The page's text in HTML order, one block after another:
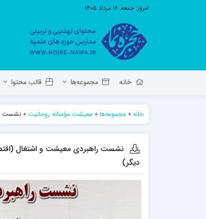
امروز: جمعه, ۱۶ مرداد ۱۴۰۵
خانه مجموعه‌ها قالب محتوا
معاونت تهذیب استان آ.ش
حوزه علمیه حضرت ولی عصر عج بناب
مدرسه علمیه صاحب الزمان عج مرند
خانه» مجموعه‌ها» معیشت مؤمنانه روحانیت» نشست
نشست راهبردی معیشت و اشتغال
دیگر)